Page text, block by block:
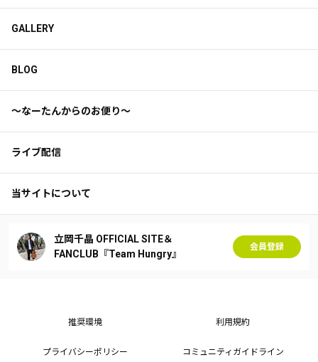
GALLERY
BLOG
〜なーたんからのお便り〜
ライブ配信
当サイトについて
立岡千晶 OFFICIAL SITE＆
FANCLUB『Team Hungry』
会員登録
推奨環境 利用規約
プライバシーポリシー コミュニティガイドライン